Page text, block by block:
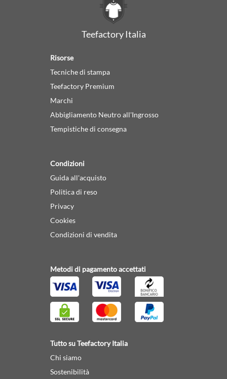
Teefactory Italia
Risorse
Tecniche di stampa
Teefactory Premium
Marchi
Abbigliamento Neutro all'Ingrosso
Tempistiche di consegna
Condizioni
Guida all'acquisto
Politica di reso
Privacy
Cookies
Condizioni di vendita
Metodi di pagamento accettati
Tutto su Teefactory Italia
Chi siamo
Sostenibilità